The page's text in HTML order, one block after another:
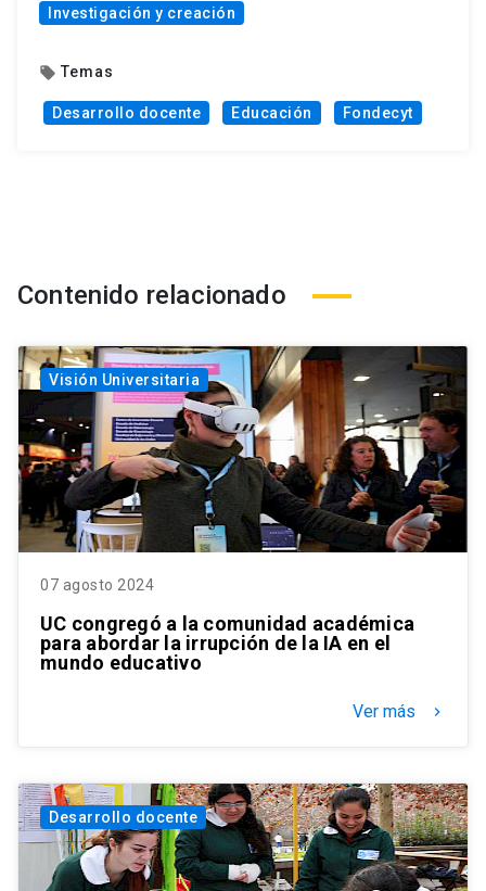
Investigación y creación
local_offer Temas
Desarrollo docente Educación Fondecyt
Contenido relacionado
Visión Universitaria
07 agosto 2024
UC congregó a la comunidad académica
para abordar la irrupción de la IA en el
mundo educativo
Ver más keyboard_arrow_right
Desarrollo docente